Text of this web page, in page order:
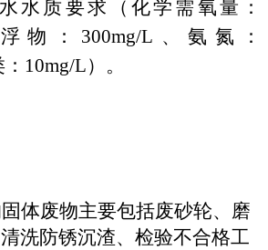
水质要求（化学需氧量：
物：300mg/L、氨氮：
10mg/L）。
体废物主要包括废砂轮、磨
洗防锈沉渣、检验不合格工